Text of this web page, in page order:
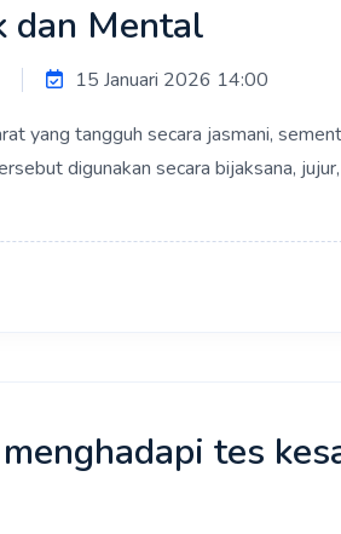
dan Mental
15 Januari 2026 14:00
yang tangguh secara jasmani,
digunakan secara bijaksana,
tes